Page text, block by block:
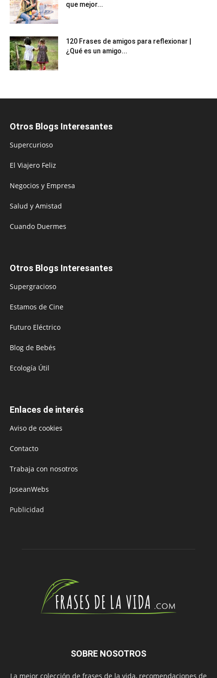
que mejor...
120 Frases de amigos para reflexionar |
¿Qué es un amigo...
Otros Blogs Interesantes
Supercurioso
El Viajero Feliz
Negocios y Empresa
Salud y Amistad
Cuando Duermes
Otros Blogs Interesantes
Supergracioso
Estamos de Cine
Futuro Eléctrico
Blog de Bebés
Ecología Útil
Enlaces de interés
Aviso de cookies
Contacto
Trabaja con nosotros
JoseanWebs
Publicidad
SOBRE NOSOTROS
La mejor colección de frases de la vida, recomendaciones de